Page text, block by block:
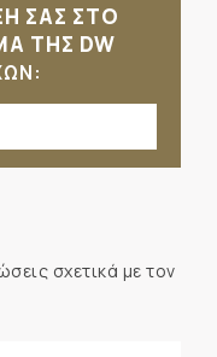
ΣΑΣ ΣΤΟ
ΤΗΣ DW
σχετικά με τον